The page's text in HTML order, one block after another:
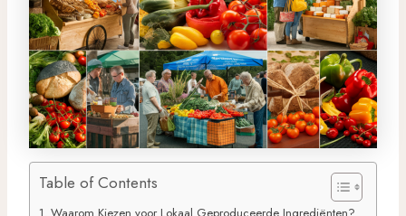
Table of Contents
Waarom Kiezen voor Lokaal Geproduceerde Ingrediënten?